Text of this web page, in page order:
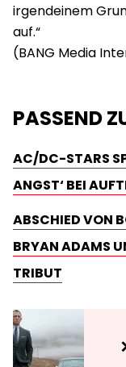
irgendeinem
auf.“
PASSEND
AC/DC-STARS
NGST‘ BEI
ABSCHIED VON
BRYAN ADAMS
TRIBUT